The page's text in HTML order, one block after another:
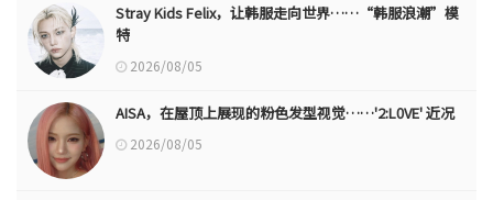
Stray Kids Felix，让韩服走向世界……“韩服浪潮”模
特
2026/08/05
AISA，在屋顶上展现的粉色发型视觉……'2:L0VE' 近况
2026/08/05